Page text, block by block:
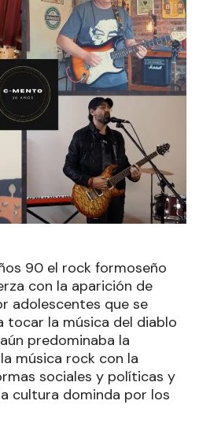
90 el rock formoseño
con la aparición de
adolescentes que se
tocar la música del diablo
predominaba la
música rock con la
sociales y políticas y
cultura dominda por los